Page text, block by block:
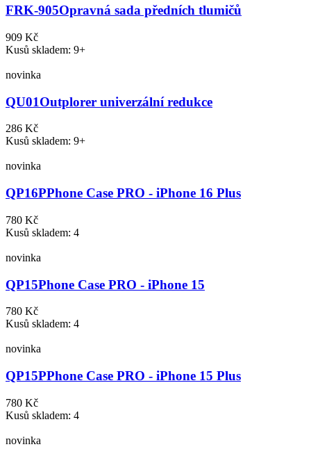
FRK-905Opravná sada předních tlumičů
909 Kč
Kusů skladem: 9+
novinka
QU01Outplorer univerzální redukce
286 Kč
Kusů skladem: 9+
novinka
QP16PPhone Case PRO - iPhone 16 Plus
780 Kč
Kusů skladem: 4
novinka
QP15Phone Case PRO - iPhone 15
780 Kč
Kusů skladem: 4
novinka
QP15PPhone Case PRO - iPhone 15 Plus
780 Kč
Kusů skladem: 4
novinka